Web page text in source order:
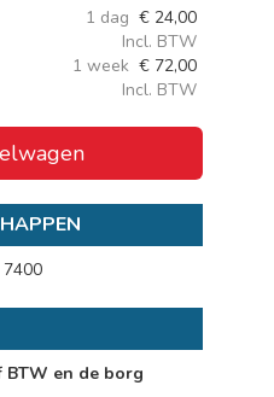
1 dag € 24,00
Incl. BTW
1 week € 72,00
Incl. BTW
7400
BTW en de borg